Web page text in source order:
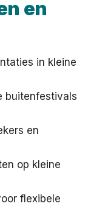
en
in kleine
buitenfestivals
en
op kleine
flexibele